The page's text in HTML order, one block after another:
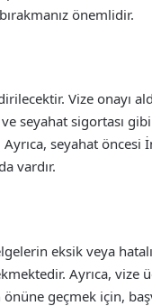
önemlidir.
Vize onayı
seyahat sigortası
seyahat öncesi
vardır.
eksik veya
Ayrıca, vize
geçmek için,